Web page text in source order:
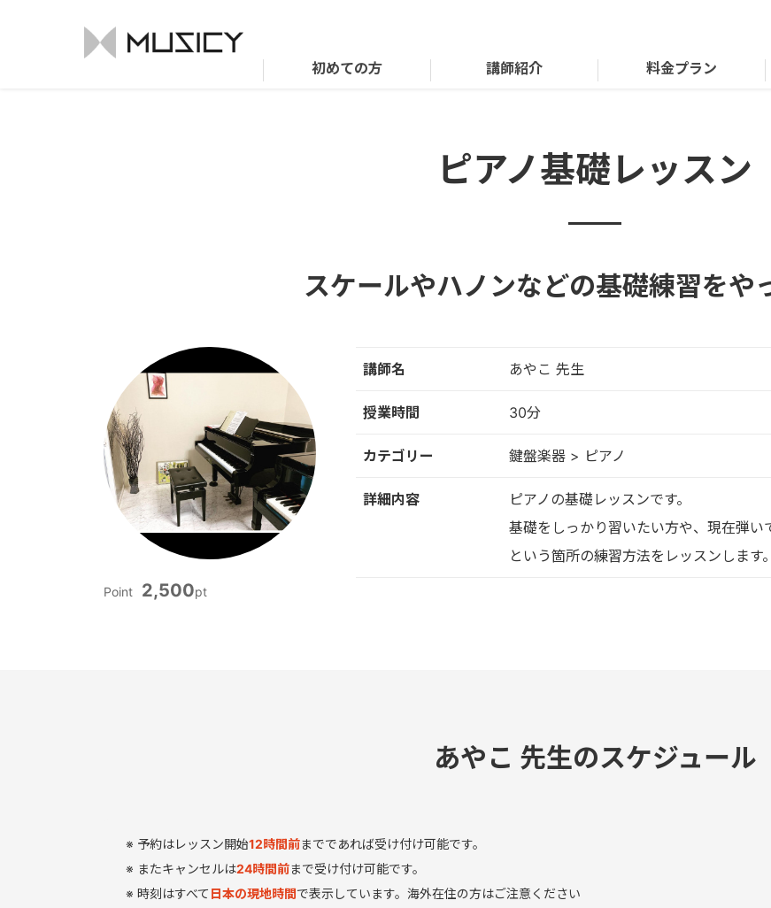
初めての方 講師紹介 料金プラン
ピアノ基礎レッスン
スケールやハノンなどの基礎練習をや
Point 2,500pt
講師名 あやこ 先生
授業時間 30分
カテゴリー 鍵盤楽器 > ピアノ
詳細内容
ピアノの基礎レッスンです。
基礎をしっかり習いたい方や、現在弾い
という箇所の練習方法をレッスンします。
あやこ 先生のスケジュール
予約はレッスン開始12時間前までであれば受け付け可能です。
またキャンセルは24時間前まで受け付け可能です。
時刻はすべて 日本の現地時間で表示しています。海外在住の方はご注意ください